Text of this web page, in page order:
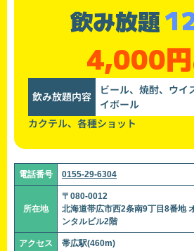
飲み放題
4,000円
飲み放題内容
ビール、焼酎、ウイ
イボール
カクテル、各種ショット
電話番号 0155-29-6304
所在地
〒080-0012
北海道帯広市西2条南9丁目8番地
ンタルビル2階
アクセス 帯広駅(460m)